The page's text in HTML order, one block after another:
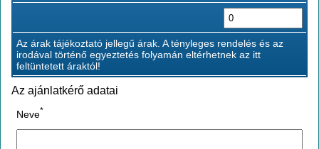
Az árak tájékoztató jellegű árak. A tényleges rendelés és az
irodával történő egyeztetés folyamán eltérhetnek az itt
feltüntetett áraktól!
Az ajánlatkérő adatai
Neve*